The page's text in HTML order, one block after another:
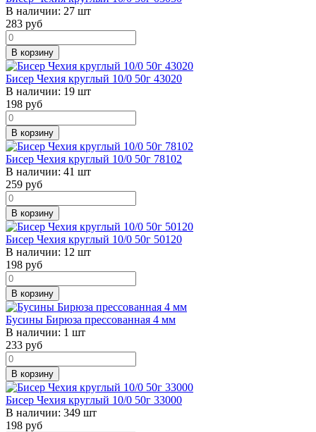
В наличии: 27 шт
283 руб
В корзину
Бисер Чехия круглый 10/0 50г 43020
В наличии: 19 шт
198 руб
В корзину
Бисер Чехия круглый 10/0 50г 78102
В наличии: 41 шт
259 руб
В корзину
Бисер Чехия круглый 10/0 50г 50120
В наличии: 12 шт
198 руб
В корзину
Бусины Бирюза прессованная 4 мм
В наличии: 1 шт
233 руб
В корзину
Бисер Чехия круглый 10/0 50г 33000
В наличии: 349 шт
198 руб